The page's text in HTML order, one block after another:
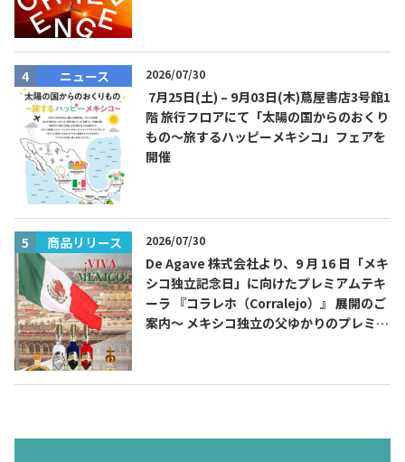
ニュース 2026/07/30
7月25日(土) – 9月03日(木)蔦屋書店3号館1
階 旅行フロアにて「太陽の国からのおくり
もの～旅するハッピーメキシコ」フェアを
開催
商品リリース 2026/07/30
De Agave 株式会社より、9 月 16 日「メキ
シコ独立記念日」に向けたプレミアムテキ
ーラ 『コラレホ（Corralejo）』 展開のご
案内〜 メキシコ独立の父ゆかりのプレミア